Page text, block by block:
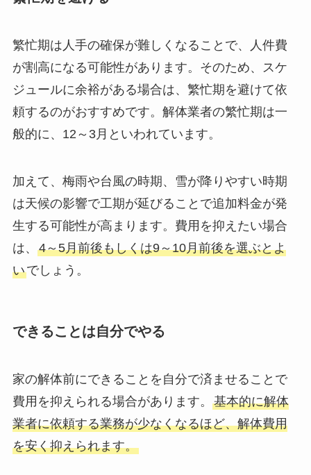
繁忙期は人手の確保が難しくなることで、人件費
が割高になる可能性があります。そのため、スケ
ジュールに余裕がある場合は、繁忙期を避けて依
頼するのがおすすめです。解体業者の繁忙期は一
般的に、12～3月といわれています。
加えて、梅雨や台風の時期、雪が降りやすい時期
は天候の影響で工期が延びることで追加料金が発
生する可能性が高まります。費用を抑えたい場合
は、 4～5月前後もしくは9～10月前後を選ぶとよ
いでしょう。
できることは自分でやる
家の解体前にできることを自分で済ませることで
費用を抑えられる場合があります。 基本的に解体
業者に依頼する業務が少なくなるほど、解体費用
を安く抑えられます。